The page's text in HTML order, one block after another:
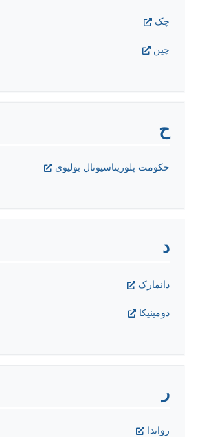
چک
چين
ح
حکومت پلوریناسیونال بولیوی
د
دانمارک
دومينيکا
ر
رواندا